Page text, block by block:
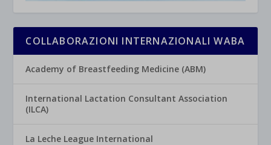
COLLABORAZIONI INTERNAZIONALI WABA
Academy of Breastfeeding Medicine (ABM)
International Lactation Consultant Association
(ILCA)
La Leche League International